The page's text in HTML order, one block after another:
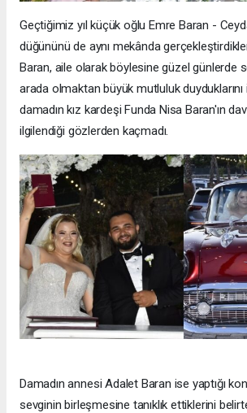
Geçtiğimiz yıl küçük oğlu Emre Baran -
düğününü de aynı mekânda
Baran, aile olarak böylesine güzel günlerde
arada olmaktan büyük mutluluk
damadın kız kardeşi Funda Nisa Baran'ın
ilgilendiği gözlerden kaçmadı.
Damadın annesi Adalet Baran ise yaptığı
sevginin birleşmesine tanıklık ettiklerini